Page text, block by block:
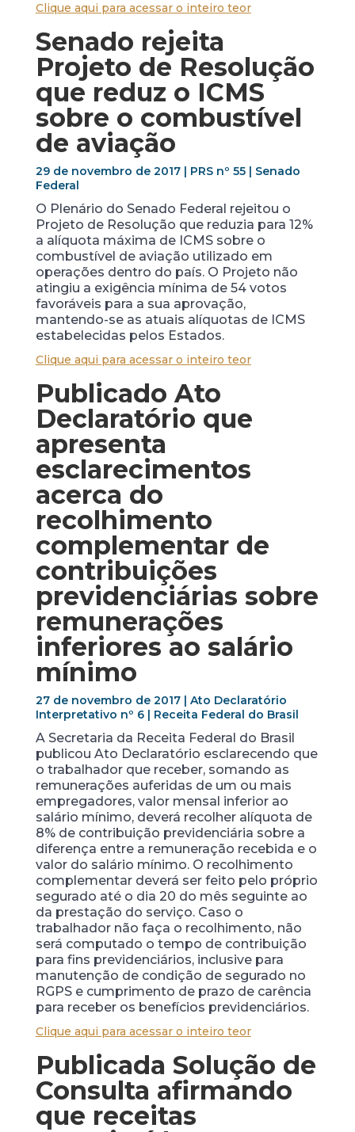
Clique aqui para acessar o inteiro teor
Senado rejeita
Projeto de Resolução
que reduz o ICMS
sobre o combustível
de aviação
29 de novembro de 2017 | PRS nº 55 | Senado
Federal
O Plenário do Senado Federal rejeitou o
Projeto de Resolução que reduzia para 12%
a alíquota máxima de ICMS sobre o
combustível de aviação utilizado em
operações dentro do país. O Projeto não
atingiu a exigência mínima de 54 votos
favoráveis para a sua aprovação,
mantendo-se as atuais alíquotas de ICMS
estabelecidas pelos Estados.
Clique aqui para acessar o inteiro teor
Publicado Ato
Declaratório que
apresenta
esclarecimentos
acerca do
recolhimento
complementar de
contribuições
previdenciárias sobre
remunerações
inferiores ao salário
mínimo
27 de novembro de 2017 | Ato Declaratório
Interpretativo nº 6 | Receita Federal do Brasil
A Secretaria da Receita Federal do Brasil
publicou Ato Declaratório esclarecendo que
o trabalhador que receber, somando as
remunerações auferidas de um ou mais
empregadores, valor mensal inferior ao
salário mínimo, deverá recolher alíquota de
8% de contribuição previdenciária sobre a
diferença entre a remuneração recebida e o
valor do salário mínimo. O recolhimento
complementar deverá ser feito pelo próprio
segurado até o dia 20 do mês seguinte ao
da prestação do serviço. Caso o
trabalhador não faça o recolhimento, não
será computado o tempo de contribuição
para fins previdenciários, inclusive para
manutenção de condição de segurado no
RGPS e cumprimento de prazo de carência
para receber os benefícios previdenciários.
Clique aqui para acessar o inteiro teor
Publicada Solução de
Consulta afirmando
que receitas